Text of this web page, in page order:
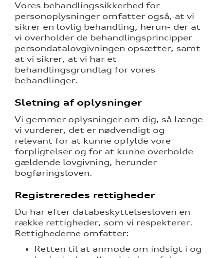
Vores behandlingssikkerhed for
personoplysninger omfatter også, at vi
sikrer en lovlig behandling, herun- der at
vi overholder de behandlingsprincipper
persondatalovgivningen opsætter, samt
at vi sikrer, at vi har et
behandlingsgrundlag for vores
behandlinger.
Sletning af oplysninger
Vi gemmer oplysninger om dig, så længe
vi vurderer, det er nødvendigt og
relevant for at kunne opfylde vore
forpligtelser og for at kunne overholde
gældende lovgivning, herunder
bogføringsloven.
Registreredes rettigheder
Du har efter databeskyttelsesloven en
række rettigheder, som vi respekterer.
Rettighederne omfatter:
Retten til at anmode om indsigt i og